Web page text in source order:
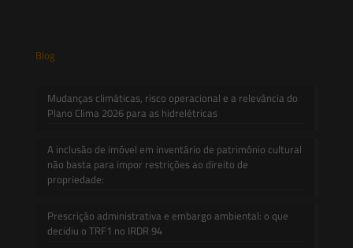
Blog
Mudanças climáticas, risco operacional e a relevância do
Plano Clima 2026 para as hidrelétricas
A inclusão de imóvel em inventário de patrimônio cultural
não basta para impor restrições ao direito de
propriedade:
Prescrição administrativa e embargo ambiental: o que
decidiu o TRF1 no IRDR 94